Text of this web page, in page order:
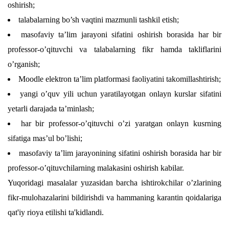
oshirish;
talabalarning bo’sh vaqtini mazmunli tashkil etish;
masofaviy ta’lim jarayoni sifatini oshirish borasida har bir
professor-o’qituvchi va talabalarning fikr hamda takliflarini
o’rganish;
Moodle elektron ta’lim platformasi faoliyatini takomillashtirish;
yangi o’quv yili uchun yaratilayotgan onlayn kurslar sifatini
yetarli darajada ta’minlash;
har bir professor-o’qituvchi o’zi yaratgan onlayn kusrning
sifatiga mas’ul bo’lishi;
masofaviy ta’lim jarayonining sifatini oshirish borasida har bir
professor-o’qituvchilarning malakasini oshirish kabilar.
Yuqoridagi masalalar yuzasidan barcha ishtirokchilar o’zlarining
fikr-mulohazalarini bildirishdi va hammaning karantin qoidalariga
qat'iy rioya etilishi ta'kidlandi.